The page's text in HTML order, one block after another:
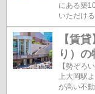
にある築
いただけ
【賃
り）の
【勢ぞろ
上大岡駅
が高い不